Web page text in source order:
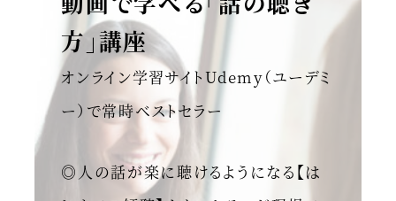
方」講座
オンライン学習サイトUdemy（ユーデミ
ー）で常時ベストセラー
◎人の話が楽に聴けるようになる【は